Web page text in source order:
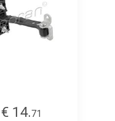
€ 14.71